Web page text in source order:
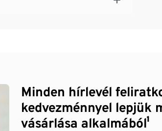
Minden hírlevél
kedvezménnyel lepjük
vásárlása alkalmából¹